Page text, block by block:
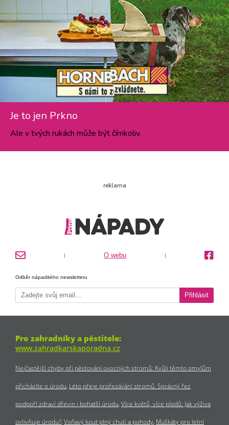
Je to jen Prkno
Ale v tvých rukách může být čímkoliv.
reklama
| O webu |
Odběr nápaditého newsletteru
Přihlásit
Pro zahradníky a pěstitele:
www.zahradkarskaporadna.cz
Nejčastější chyby při pěstování ovocných stromů: Kvůli těmto omylům
přicházíte o úrodu Léto přeje prořezávání stromů. Správný řez
podpoří zdraví dřevin i bohatší úrodu Více květů, více plodů: Jak výživa
ovlivňuje úrodu? Voňavý kout plný chuti a pohody Muškáty pro letní